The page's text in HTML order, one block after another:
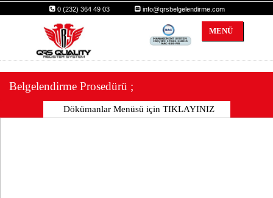
0 (232) 364 49 03 info@qrsbelgelendirme.com
MENÜ
Belgelendirme Prosedürü ;
Dökümanlar Menüsü için TIKLAYINIZ